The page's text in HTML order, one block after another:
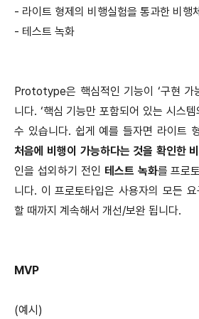
- 라이트 형제의 비행실험을 통과한 비행체
- 테스트 녹화
Prototype은 핵심적인 기능이 ‘구현 가
니다. ‘핵심 기능만 포함되어 있는 시스
수 있습니다. 쉽게 예를 들자면 라이트
처음에 비행이 가능하다는 것을 확인한 비
인을 섭외하기 전인 테스트 녹화를 프로
니다. 이 프로토타입은 사용자의 모든
할 때까지 계속해서 개선/보완 됩니다.
MVP
(예시)